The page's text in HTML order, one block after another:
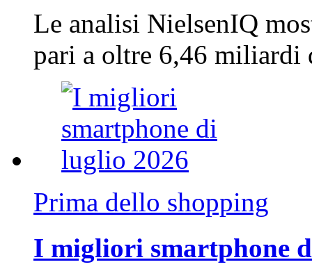
Le analisi NielsenIQ
pari a oltre 6,46
Prima dello shopping
I migliori smartphone